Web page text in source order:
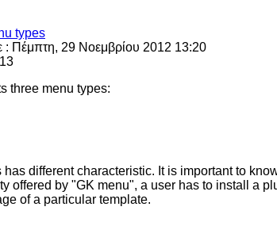
types
: Πέμπτη, 29 Νοεμβρίου 2012 13:20
three menu types:
has different characteristic. It is important to
offered by "GK menu", a user has to install a
of a particular template.